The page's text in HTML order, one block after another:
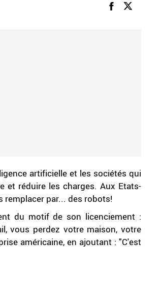
artificielle et les sociétés qui
et réduire les charges. Aux Etats-
remplacer par... des robots!
du motif de son licenciement :
vous perdez votre maison, votre
américaine, en ajoutant : "C'est